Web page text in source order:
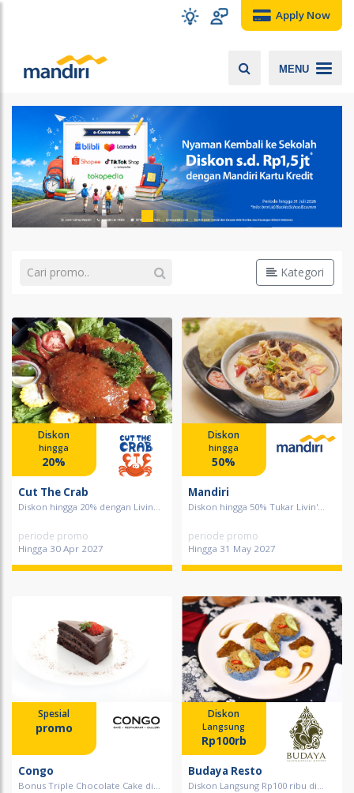
Apply Now
MENU
Kategori
Diskon
hingga
20%
Cut The Crab
Diskon hingga 20% dengan Livin...
periode promo
Hingga 30 Apr 2027
Diskon
hingga
50%
Mandiri
Diskon hingga 50% Tukar Livin'...
periode promo
Hingga 31 May 2027
Spesial
promo
Congo
Bonus Triple Chocolate Cake di...
Diskon
Langsung
Rp100rb
Budaya Resto
Diskon Langsung Rp100 ribu di...